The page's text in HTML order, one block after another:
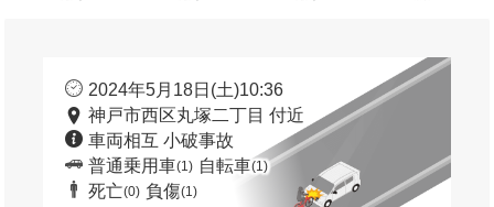
2024年5月18日(土)10:36
神戸市西区丸塚二丁目 付近
車両相互 小破事故
普通乗用車(1) 自転車(1)
死亡(0) 負傷(1)